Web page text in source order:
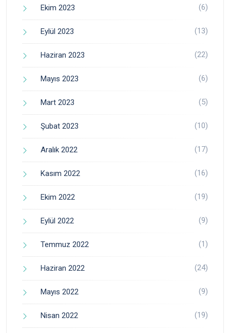
Ekim 2023 (6)
Eylül 2023 (13)
Haziran 2023 (22)
Mayıs 2023 (6)
Mart 2023 (5)
Şubat 2023 (10)
Aralık 2022 (17)
Kasım 2022 (16)
Ekim 2022 (19)
Eylül 2022 (9)
Temmuz 2022 (1)
Haziran 2022 (24)
Mayıs 2022 (9)
Nisan 2022 (19)